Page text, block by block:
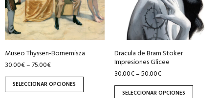
Museo Thyssen-Bornemisza
30.00€–75.00€
SELECCIONAR OPCIONES
se
pueden
elegir
en
la
página
de
producto
Dracula de Bram Stoker
Impresiones Glicee
30.00€–50.00€
SELECCIONAR OPCIONES
pueden
elegir
la
página
de
producto